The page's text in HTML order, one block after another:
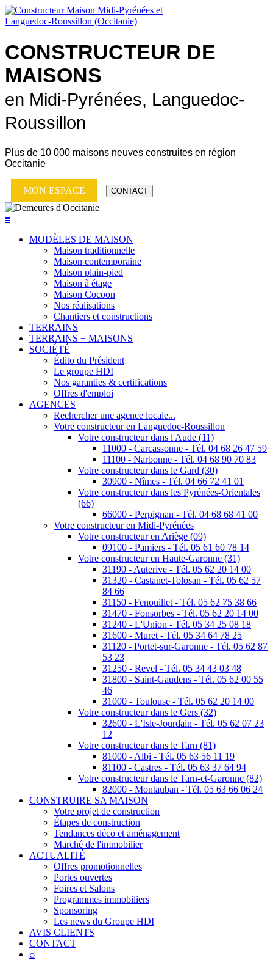
CONSTRUCTEUR DE
MAISONS
en Midi-Pyrénées, Languedoc-
Roussillon
Plus de 10 000 maisons neuves construites en région
Occitanie
MON ESPACE CONTACT
≡
MODÈLES DE MAISON
Maison traditionnelle
Maison contemporaine
Maison plain-pied
Maison à étage
Maison Cocoon
Nos réalisations
Chantiers et constructions
TERRAINS
TERRAINS + MAISONS
SOCIÉTÉ
Édito du Président
Le groupe HDI
Nos garanties & certifications
Offres d'emploi
AGENCES
Rechercher une agence locale...
Votre constructeur en Languedoc-Roussillon
Votre constructeur dans l'Aude (11)
11000 - Carcassonne - Tél. 04 68 26 47 59
11100 - Narbonne - Tél. 04 68 90 70 83
Votre constructeur dans le Gard (30)
30900 - Nîmes - Tél. 04 66 72 41 01
Votre constructeur dans les Pyrénées-Orientales
(66)
66000 - Perpignan - Tél. 04 68 68 41 00
Votre constructeur en Midi-Pyrénées
Votre constructeur en Ariège (09)
09100 - Pamiers - Tél. 05 61 60 78 14
Votre constructeur en Haute-Garonne (31)
31190 - Auterive - Tél. 05 62 20 14 00
31320 - Castanet-Tolosan - Tél. 05 62 57
84 66
31150 - Fenouillet - Tél. 05 62 75 38 66
31470 - Fonsorbes - Tél. 05 62 20 14 00
31240 - L'Union - Tél. 05 34 25 08 18
31600 - Muret - Tél. 05 34 64 78 25
31120 - Portet-sur-Garonne - Tél. 05 62 87
53 23
31250 - Revel - Tél. 05 34 43 03 48
31800 - Saint-Gaudens - Tél. 05 62 00 55
46
31000 - Toulouse - Tél. 05 62 20 14 00
Votre constructeur dans le Gers (32)
32600 - L'Isle-Jourdain - Tél. 05 62 07 23
12
Votre constructeur dans le Tarn (81)
81000 - Albi - Tél. 05 63 56 11 19
81100 - Castres - Tél. 05 63 37 64 94
Votre constructeur dans le Tarn-et-Garonne (82)
82000 - Montauban - Tél. 05 63 66 06 24
CONSTRUIRE SA MAISON
Votre projet de construction
Étapes de construction
Tendances déco et aménagement
Marché de l'immobilier
ACTUALITÉ
Offres promotionnelles
Portes ouvertes
Foires et Salons
Programmes immobiliers
Sponsoring
Les news du Groupe HDI
AVIS CLIENTS
CONTACT
⌕